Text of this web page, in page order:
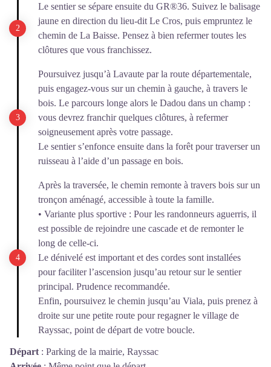
Le sentier se sépare ensuite du GR®36. Suivez le balisage
jaune en direction du lieu-dit Le Cros, puis empruntez le
chemin de La Baisse. Pensez à bien refermer toutes les
clôtures que vous franchissez.
Poursuivez jusqu’à Lavaute par la route départementale,
puis engagez-vous sur un chemin à gauche, à travers le
bois. Le parcours longe alors le Dadou dans un champ :
vous devrez franchir quelques clôtures, à refermer
soigneusement après votre passage.
Le sentier s’enfonce ensuite dans la forêt pour traverser un
ruisseau à l’aide d’un passage en bois.
Après la traversée, le chemin remonte à travers bois sur un
tronçon aménagé, accessible à toute la famille.
• Variante plus sportive : Pour les randonneurs aguerris, il
est possible de rejoindre une cascade et de remonter le
long de celle-ci.
Le dénivelé est important et des cordes sont installées
pour faciliter l’ascension jusqu’au retour sur le sentier
principal. Prudence recommandée.
Enfin, poursuivez le chemin jusqu’au Viala, puis prenez à
droite sur une petite route pour regagner le village de
Rayssac, point de départ de votre boucle.
Départ : Parking de la mairie, Rayssac